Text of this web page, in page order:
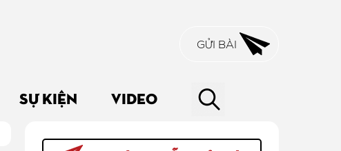
GỬI BÀI
SỰ KIỆN VIDEO